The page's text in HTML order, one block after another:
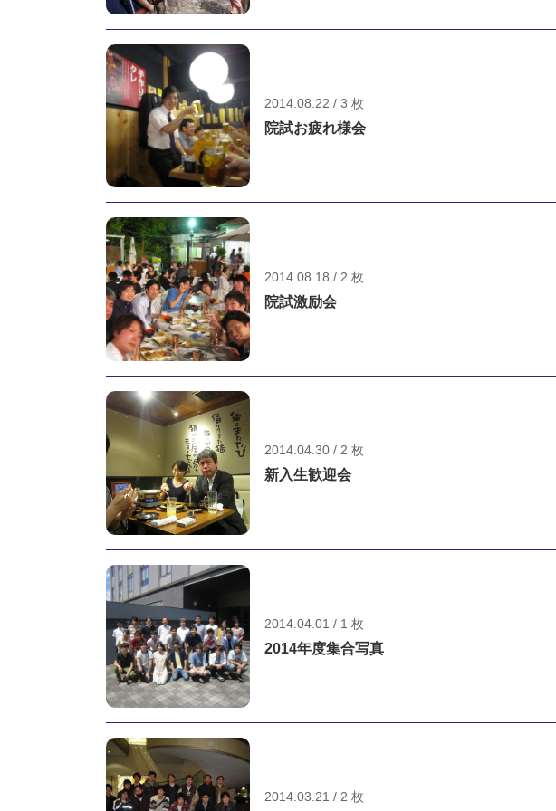
2014.08.22 / 3 枚
院試お疲れ様会
2014.08.18 / 2 枚
院試激励会
2014.04.30 / 2 枚
新入生歓迎会
2014.04.01 / 1 枚
2014年度集合写真
2014.03.21 / 2 枚